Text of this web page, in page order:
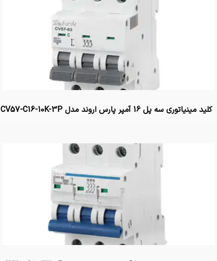
کلید مینیاتوری سه پل 16 آمپر پارس اروند مدل CV57-C16-10K-3P